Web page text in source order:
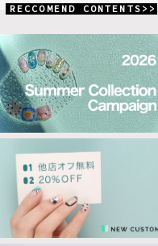
RECCOMEND CONTENTS>>